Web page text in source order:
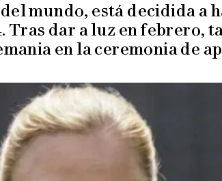
mundo, está decidida a
Tras dar a luz en febrero,
en la ceremonia de